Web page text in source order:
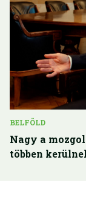
BELFÖLD
Nagy a
többen